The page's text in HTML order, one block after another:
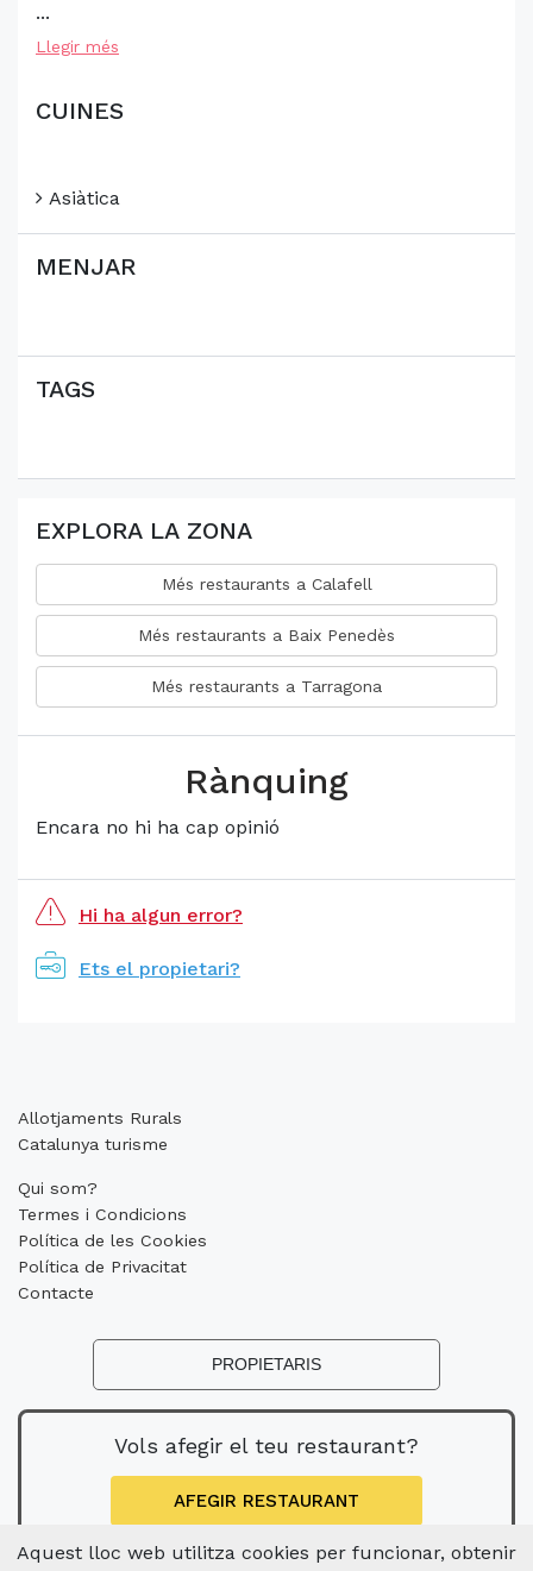
...
Llegir més
CUINES
Asiàtica
MENJAR
TAGS
EXPLORA LA ZONA
Més restaurants a Calafell
Més restaurants a Baix Penedès
Més restaurants a Tarragona
Rànquing
Encara no hi ha cap opinió
Hi ha algun error?
Ets el propietari?
Allotjaments Rurals
Catalunya turisme
Qui som?
Termes i Condicions
Política de les Cookies
Política de Privacitat
Contacte
PROPIETARIS
Vols afegir el teu restaurant?
AFEGIR RESTAURANT
Aquest lloc web utilitza cookies per funcionar, obtenir